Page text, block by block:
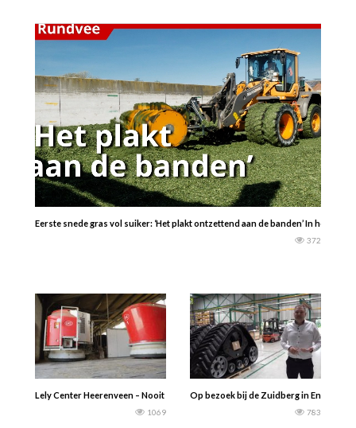
Eerste snede gras vol suiker: ‘Het plakt ontzettend aan de banden’ In het
372
Lely Center Heerenveen – Nooit meer zonder Lely Vector- Jorrick Tromp –
1069
Op bezoek bij de Zuidberg in Ens
783